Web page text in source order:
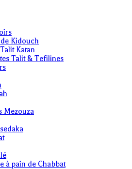
Kidouch
Katan
Talit & Tefilines
Mezouza
à pain de Chabbat